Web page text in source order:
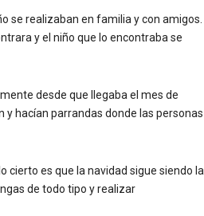
se realizaban en familia y con amigos.
y el niño que lo encontraba se
desde que llegaba el mes de
y hacían parrandas donde las personas
cierto es que la navidad sigue siendo la
de todo tipo y realizar